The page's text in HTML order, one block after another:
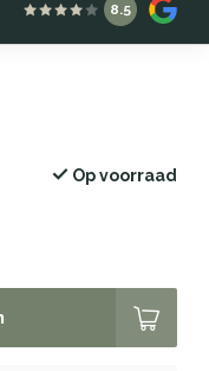
8.5
Op voorraad